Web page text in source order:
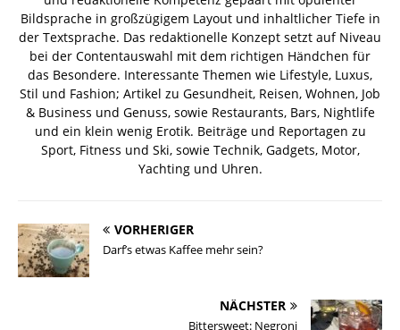
Bildsprache in großzügigem Layout und inhaltlicher Tiefe in
der Textsprache. Das redaktionelle Konzept setzt auf Niveau
bei der Contentauswahl mit dem richtigen Händchen für
das Besondere. Interessante Themen wie Lifestyle, Luxus,
Stil und Fashion; Artikel zu Gesundheit, Reisen, Wohnen, Job
& Business und Genuss, sowie Restaurants, Bars, Nightlife
und ein klein wenig Erotik. Beiträge und Reportagen zu
Sport, Fitness und Ski, sowie Technik, Gadgets, Motor,
Yachting und Uhren.
VORHERIGER
Darf’s etwas Kaffee mehr sein?
NÄCHSTER
Bittersweet: Negroni